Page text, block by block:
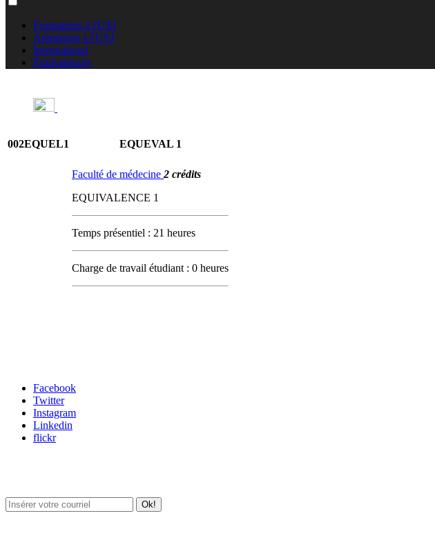
Formations à l'USJ
Admission à l'USJ
International
Équivalences
002EQUEL1 EQUEVAL 1
Faculté de médecine 2 crédits
EQUIVALENCE 1
Temps présentiel : 21 heures
Charge de travail étudiant : 0 heures
Facebook
Twitter
Instagram
Linkedin
flickr